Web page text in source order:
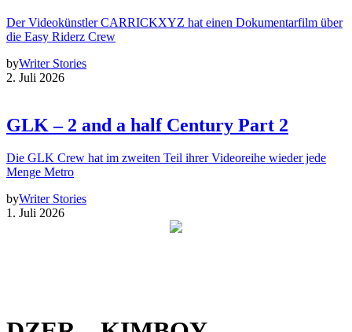
Der Videokünstler CARRICKXYZ hat einen Dokumentarfilm über
die Easy Riderz Crew
byWriter Stories
2. Juli 2026
GLK – 2 and a half Century Part 2
Die GLK Crew hat im zweiten Teil ihrer Videoreihe wieder jede
Menge Metro
byWriter Stories
1. Juli 2026